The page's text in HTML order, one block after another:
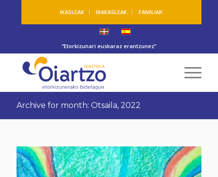
IKASLEAK IRAKASLEAK FAMILIAK
“Etorkizunari euskaraz erantzunez”
Archive for month: Otsaila, 2022